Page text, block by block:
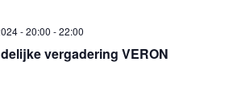
vergadering VERON
- 20:00 -22:00